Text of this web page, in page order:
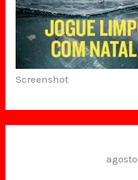
Screenshot